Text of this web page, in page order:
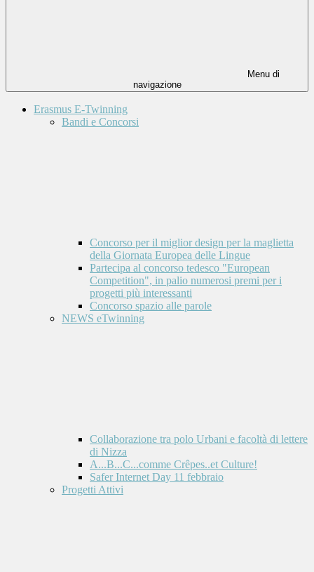
Menu di
navigazione
Erasmus E-Twinning
Bandi e Concorsi
Concorso per il miglior design per la maglietta
della Giornata Europea delle Lingue
Partecipa al concorso tedesco "European
Competition", in palio numerosi premi per i
progetti più interessanti
Concorso spazio alle parole
NEWS eTwinning
Collaborazione tra polo Urbani e facoltà di lettere
di Nizza
A...B...C...comme Crêpes..et Culture!
Safer Internet Day 11 febbraio
Progetti Attivi